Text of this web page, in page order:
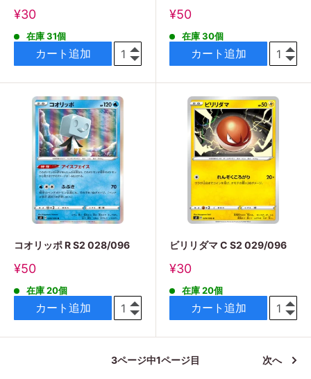
販
価
¥30
在庫 31個
カート追加
販
価
¥50
在庫 30個
カート追加
コオリッポ R S2 028/096
販
価
¥50
在庫 20個
カート追加
ビリリダマ C S2 029/096
販
価
¥30
在庫 20個
カート追加
3ページ中1ページ目 次へ